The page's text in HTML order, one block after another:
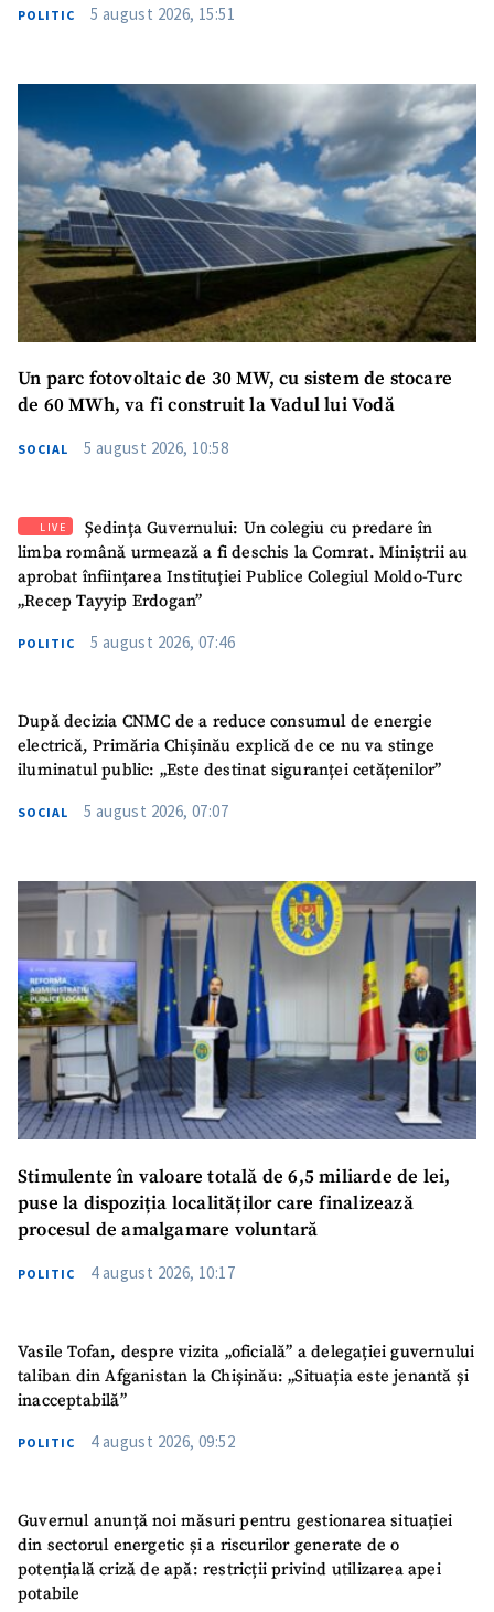
POLITIC 5 august 2026, 15:51
Un parc fotovoltaic de 30 MW, cu sistem de stocare
de 60 MWh, va fi construit la Vadul lui Vodă
SOCIAL 5 august 2026, 10:58
LIVE
Ședința Guvernului: Un colegiu cu predare în
limba română urmează a fi deschis la Comrat. Miniștrii au
aprobat înființarea Instituției Publice Colegiul Moldo-Turc
„Recep Tayyip Erdogan”
POLITIC 5 august 2026, 07:46
După decizia CNMC de a reduce consumul de energie
electrică, Primăria Chișinău explică de ce nu va stinge
iluminatul public: „Este destinat siguranței cetățenilor”
SOCIAL 5 august 2026, 07:07
Stimulente în valoare totală de 6,5 miliarde de lei,
puse la dispoziția localităților care finalizează
procesul de amalgamare voluntară
POLITIC 4 august 2026, 10:17
Vasile Tofan, despre vizita „oficială” a delegației guvernului
taliban din Afganistan la Chișinău: „Situația este jenantă și
inacceptabilă”
POLITIC 4 august 2026, 09:52
Guvernul anunță noi măsuri pentru gestionarea situației
din sectorul energetic și a riscurilor generate de o
potențială criză de apă: restricții privind utilizarea apei
potabile